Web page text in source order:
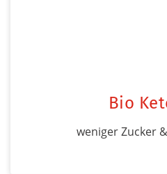
Bio
weniger Zucker